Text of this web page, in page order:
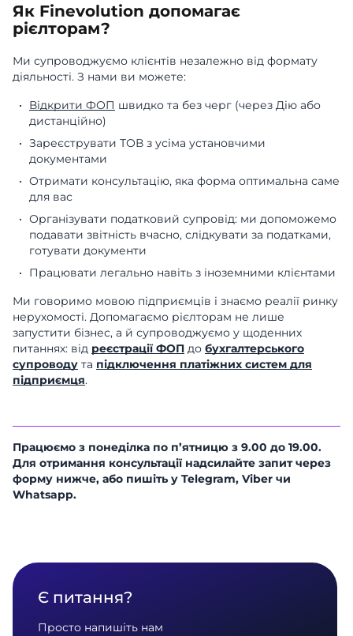
Є питання?
Просто напишіть нам
Як Finevolution допомагає
рієлторам?
Ми супроводжуємо клієнтів незалежно від формату
діяльності. З нами ви можете:
Відкрити ФОП швидко та без черг (через Дію або
дистанційно)
Зареєструвати ТОВ з усіма установчими
документами
Отримати консультацію, яка форма оптимальна саме
для вас
Організувати податковий супровід: ми допоможемо
подавати звітність вчасно, слідкувати за податками,
готувати документи
Працювати легально навіть з іноземними клієнтами
Ми говоримо мовою підприємців і знаємо реалії ринку
нерухомості. Допомагаємо рієлторам не лише
запустити бізнес, а й супроводжуємо у щоденних
питаннях: від реєстрації ФОП до бухгалтерського
супроводу та підключення платіжних систем для
підприємця.
Працюємо з понеділка по п’ятницю з 9.00 до 19.00.
Для отримання консультації надсилайте запит через
форму нижче, або пишіть у Telegram, Viber чи
Whatsapp.